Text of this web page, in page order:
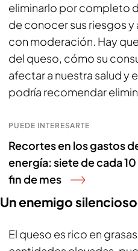
eliminarlo por completo
de conocer sus riesgos
con moderación. Hay
del queso, cómo su
afectar a nuestra salud y
podría recomendar
PUEDE INTERESARTE
Recortes en los gastos
energía: siete de cada
fin de mes
Un enemigo
El queso es rico en